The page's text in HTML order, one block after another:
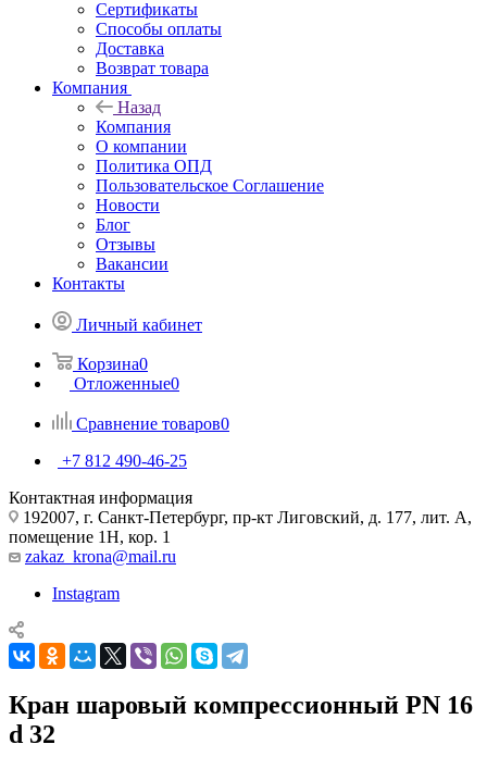
Сертификаты
Способы оплаты
Доставка
Возврат товара
Компания
Назад
Компания
О компании
Политика ОПД
Пользовательское Соглашение
Новости
Блог
Отзывы
Вакансии
Контакты
Личный кабинет
Корзина0
Отложенные0
Сравнение товаров0
+7 812 490-46-25
Контактная информация
192007, г. Санкт-Петербург, пр-кт Лиговский, д. 177, лит. А,
помещение 1Н, кор. 1
zakaz_krona@mail.ru
Instagram
Кран шаровый компрессионный PN 16
d 32